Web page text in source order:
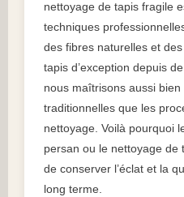
nettoyage de tapis fragile
techniques
des fibres naturelles et
tapis d’exception depuis
nous maîtrisons aussi
traditionnelles que les
nettoyage. Voilà pourquoi
persan ou le nettoyage de
de conserver l’éclat et la
long terme.